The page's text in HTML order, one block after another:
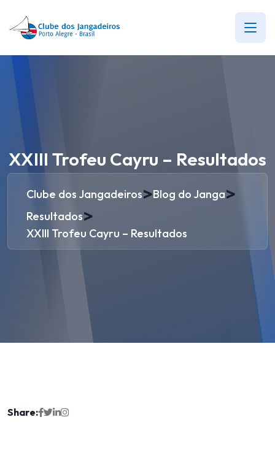
XXIII Trofeu Cayru – Resultados
Clube dos Jangadeiros>Blog do Janga>
Resultados>
XXIII Trofeu Cayru – Resultados
Share: